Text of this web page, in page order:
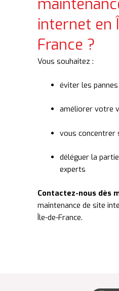
internet en
France ?
Vous souhaitez :
éviter les
améliorer votre
vous concentrer
déléguer la
experts
Contactez-nous dès
maintenance de site
Île-de-France.